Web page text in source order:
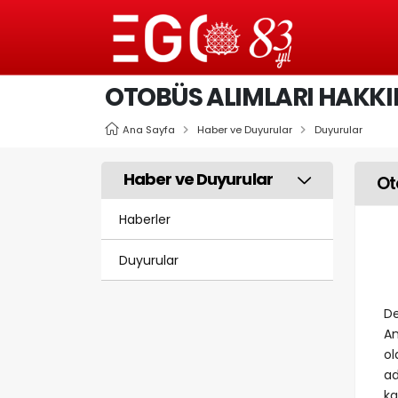
OTOBÜS ALIMLARI
Ana Sayfa Haber ve Duyurular Duyurular
Haber ve Duyurular
Haberler
Duyurular